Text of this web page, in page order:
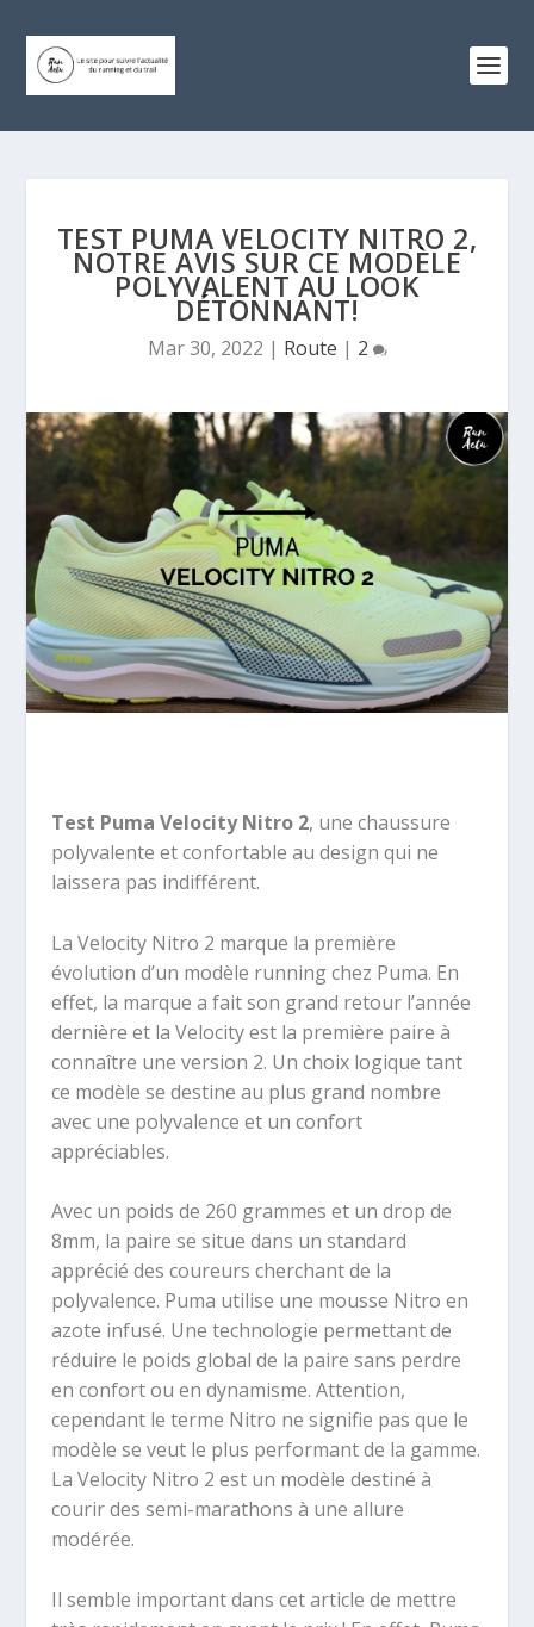
TEST PUMA VELOCITY NITRO 2,
NOTRE AVIS SUR CE MODÈLE
POLYVALENT AU LOOK
DÉTONNANT!
Mar 30, 2022 | Route | 2
Test Puma Velocity Nitro 2, une chaussure
polyvalente et confortable au design qui ne
laissera pas indifférent.
La Velocity Nitro 2 marque la première
évolution d’un modèle running chez Puma. En
effet, la marque a fait son grand retour l’année
dernière et la Velocity est la première paire à
connaître une version 2. Un choix logique tant
ce modèle se destine au plus grand nombre
avec une polyvalence et un confort
appréciables.
Avec un poids de 260 grammes et un drop de
8mm, la paire se situe dans un standard
apprécié des coureurs cherchant de la
polyvalence. Puma utilise une mousse Nitro en
azote infusé. Une technologie permettant de
réduire le poids global de la paire sans perdre
en confort ou en dynamisme. Attention,
cependant le terme Nitro ne signifie pas que le
modèle se veut le plus performant de la gamme.
La Velocity Nitro 2 est un modèle destiné à
courir des semi-marathons à une allure
modérée.
Il semble important dans cet article de mettre